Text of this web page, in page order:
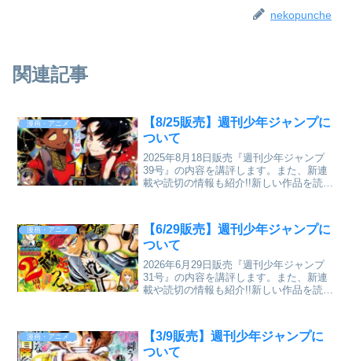
nekopunche
関連記事
漫画・アニメ
【8/25販売】週刊少年ジャンプに
ついて
2025年8月18日販売『週刊少年ジャンプ
39号』の内容を講評します。また、新連
載や読切の情報も紹介!!新しい作品を読む
漫画・アニメ
【6/29販売】週刊少年ジャンプに
ついて
2026年6月29日販売『週刊少年ジャンプ
31号』の内容を講評します。また、新連
載や読切の情報も紹介!!新しい作品を読む
漫画・アニメ
【3/9販売】週刊少年ジャンプに
ついて